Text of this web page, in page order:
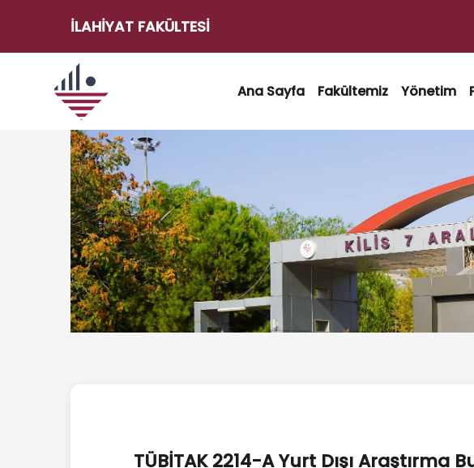
İLAHIYAT FAKÜLTESI
Ana Sayfa Fakültemiz Yönetim
Hizmetler
Kilis
Aralık
e-
Posta
Öğrenci
İşleri
Otomasyonu
Transkript
Belgesi
Aralık
Üniversitesi
Akademik
Takvim
Etkinlikler
TÜBİTAK 2214-A Yurt Dışı Araştırma